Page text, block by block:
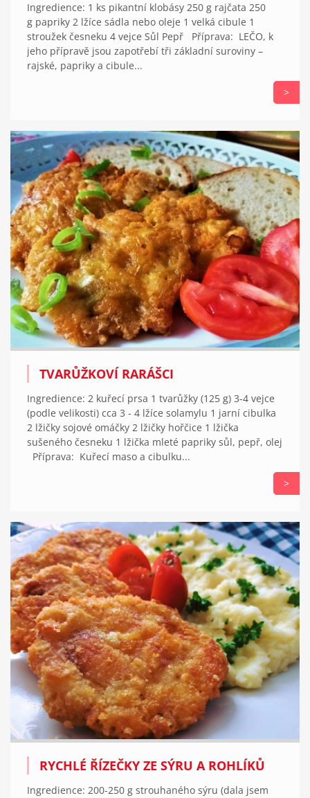
Ingredience: 1 ks pikantní klobásy 250 g rajčata 250
g papriky 2 lžíce sádla nebo oleje 1 velká cibule 1
stroužek česneku 4 vejce Sůl Pepř Příprava: LEČO, k
jeho přípravě jsou zapotřebí tři základní suroviny –
rajské, papriky a cibule...
>
TVARŮŽKOVÍ RARÁŠCI
Ingredience: 2 kuřecí prsa 1 tvarůžky (125 g) 3-4 vejce
(podle velikosti) cca 3 - 4 lžíce solamylu 1 jarní cibulka
2 lžičky sojové omáčky 2 lžičky hořčice 1 lžička
sušeného česneku 1 lžička mleté papriky sůl, pepř, olej
Příprava: Kuřecí maso a cibulku...
>
RYCHLÉ ŘÍZEČKY ZE SÝRU A ROHLÍKŮ
Ingredience: 200-250 g strouhaného sýru (dala jsem